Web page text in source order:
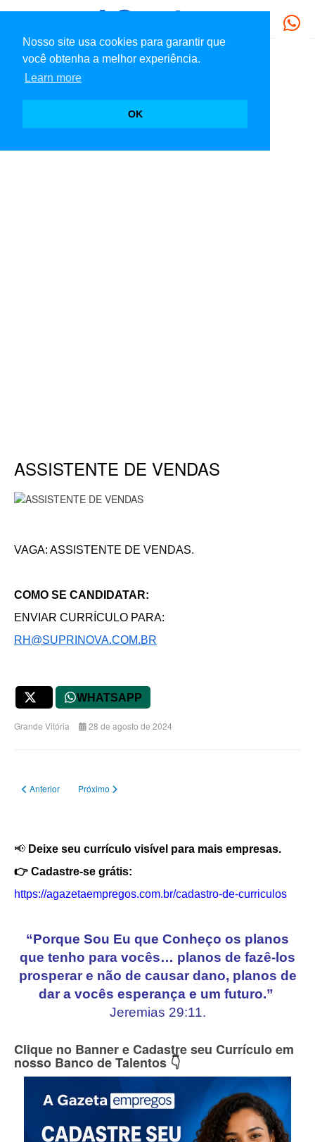
Nosso site usa cookies para garantir que
você obtenha a melhor experiência.
Learn more
OK
ASSISTENTE DE VENDAS
VAGA: ASSISTENTE DE VENDAS.
COMO SE CANDIDATAR:
ENVIAR CURRÍCULO PARA:
RH@SUPRINOVA.COM.BR
WHATSAPP
Grande Vitória 28 de agosto de 2024
Artigo anterior: OPORTUNIDADE PARA AJUDANTE DE CARGA
Anterior Próximo artigo: OPORTUNIDADE PARA ESTOQUISTA
Próximo
📢 Deixe seu currículo visível para mais empresas.
👉 Cadastre-se grátis:
https://agazetaempregos.com.br/cadastro-de-curriculos
“Porque Sou Eu que Conheço os planos
que tenho para vocês… planos de fazê-los
prosperar e não de causar dano, planos de
dar a vocês esperança e um futuro.”
Jeremias 29:11.
Clique no Banner e Cadastre seu Currículo em
nosso Banco de Talentos 👇